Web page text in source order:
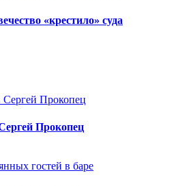
«крестило» суда
Прокопец